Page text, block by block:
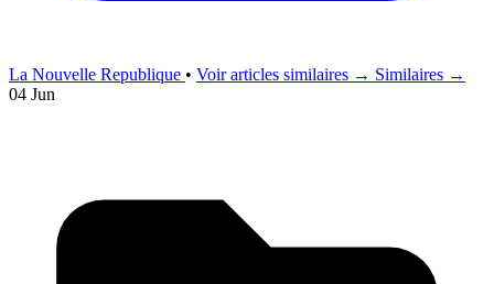
La Nouvelle Republique • Voir articles similaires → Similaires →
04 Jun